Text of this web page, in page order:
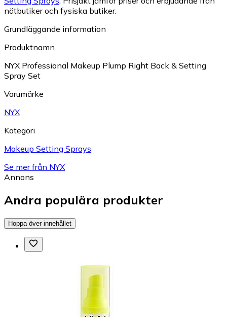
nätbutiker och fysiska butiker.
Grundläggande information
Produktnamn
NYX Professional Makeup Plump Right Back & Setting
Spray Set
Varumärke
NYX
Kategori
Makeup Setting Sprays
Se mer från NYX
Annons
Andra populära produkter
Hoppa över innehållet